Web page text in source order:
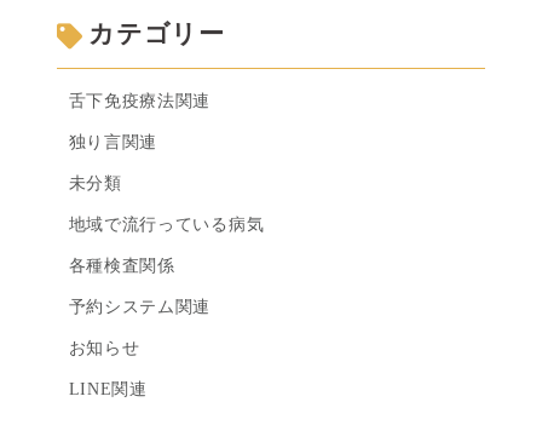
カテゴリー
舌下免疫療法関連
独り言関連
未分類
地域で流行っている病気
各種検査関係
予約システム関連
お知らせ
LINE関連